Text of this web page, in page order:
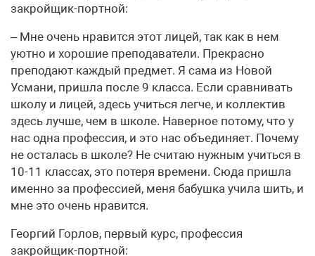
закройщик-портной:
– Мне очень нравится этот лицей, так как в нем
уютно и хорошие преподаватели. Прекрасно
преподают каждый предмет. Я сама из Новой
Усмани, пришла после 9 класса. Если сравнивать
школу и лицей, здесь учиться легче, и коллектив
здесь лучше, чем в школе. Наверное потому, что у
нас одна профессия, и это нас объединяет. Почему
не осталась в школе? Не считаю нужным учиться в
10-11 классах, это потеря времени. Сюда пришла
именно за профессией, меня бабушка учила шить, и
мне это очень нравится.
Георгий Горлов, первый курс, профессия
закройщик-портной: